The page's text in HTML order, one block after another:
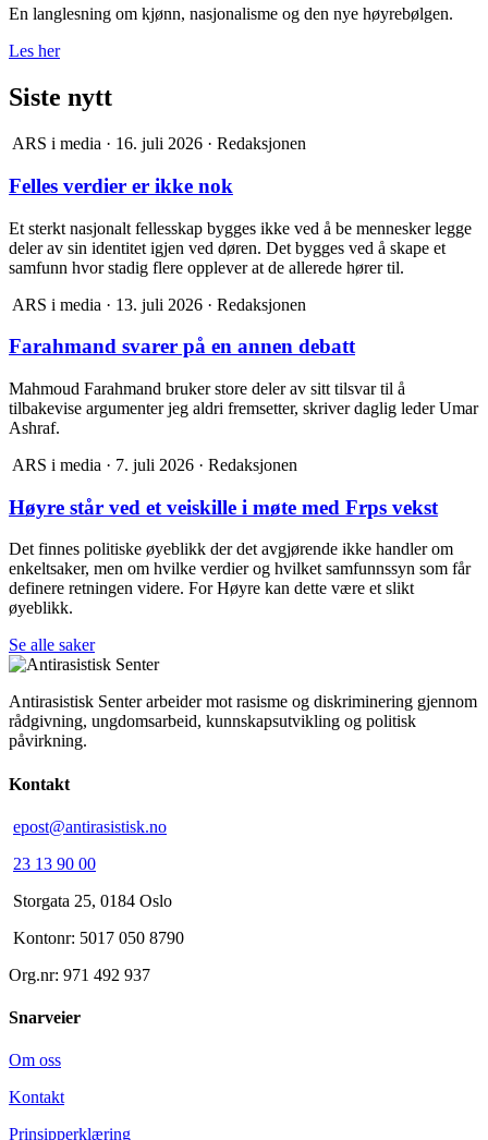
En langlesning om kjønn, nasjonalisme og den nye høyrebølgen.
Les her
Siste nytt
ARS i media · 16. juli 2026 · Redaksjonen
Felles verdier er ikke nok
Et sterkt nasjonalt fellesskap bygges ikke ved å be mennesker legge
deler av sin identitet igjen ved døren. Det bygges ved å skape et
samfunn hvor stadig flere opplever at de allerede hører til.
ARS i media · 13. juli 2026 · Redaksjonen
Farahmand svarer på en annen debatt
Mahmoud Farahmand bruker store deler av sitt tilsvar til å
tilbakevise argumenter jeg aldri fremsetter, skriver daglig leder Umar
Ashraf.
ARS i media · 7. juli 2026 · Redaksjonen
Høyre står ved et veiskille i møte med Frps vekst
Det finnes politiske øyeblikk der det avgjørende ikke handler om
enkeltsaker, men om hvilke verdier og hvilket samfunnssyn som får
definere retningen videre. For Høyre kan dette være et slikt
øyeblikk.
Se alle saker
Antirasistisk Senter arbeider mot rasisme og diskriminering gjennom
rådgivning, ungdomsarbeid, kunnskapsutvikling og politisk
påvirkning.
Kontakt
epost@antirasistisk.no
23 13 90 00
Storgata 25, 0184 Oslo
Kontonr: 5017 050 8790
Org.nr: 971 492 937
Snarveier
Om oss
Kontakt
Prinsipperklæring